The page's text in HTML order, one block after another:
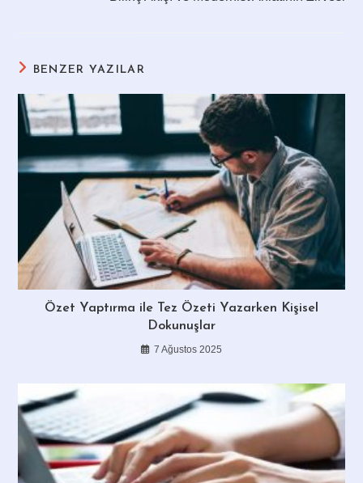
BENZER YAZILAR
Özet Yaptırma ile Tez Özeti Yazarken Kişisel
Dokunuşlar
7 Ağustos 2025